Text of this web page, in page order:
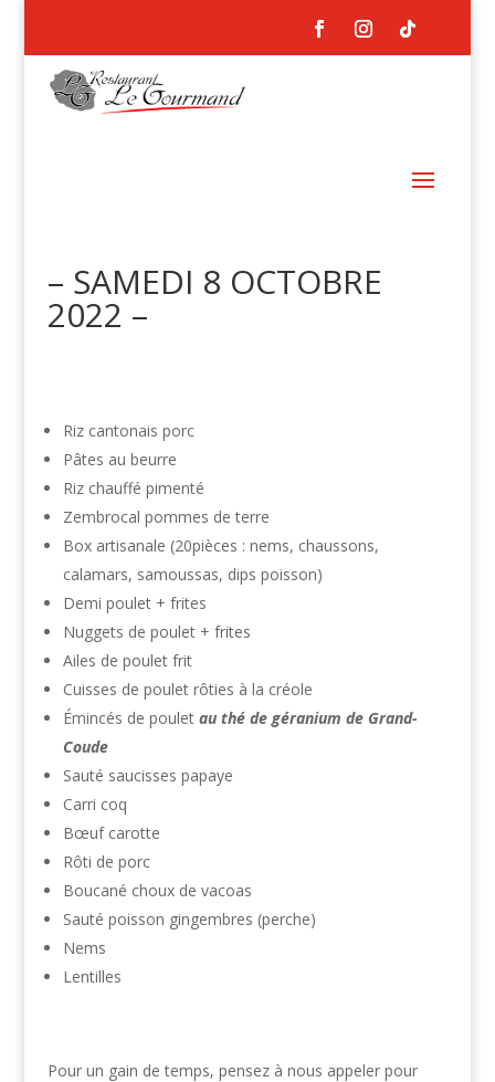
– SAMEDI 8 OCTOBRE
2022 –
Riz cantonais porc
Pâtes au beurre
Riz chauffé pimenté
Zembrocal pommes de terre
Box artisanale (20pièces : nems, chaussons,
calamars, samoussas, dips poisson)
Demi poulet + frites
Nuggets de poulet + frites
Ailes de poulet frit
Cuisses de poulet rôties à la créole
Émincés de poulet au thé de géranium de Grand-
Coude
Sauté saucisses papaye
Carri coq
Bœuf carotte
Rôti de porc
Boucané choux de vacoas
Sauté poisson gingembres (perche)
Nems
Lentilles
Pour un gain de temps, pensez à nous appeler pour